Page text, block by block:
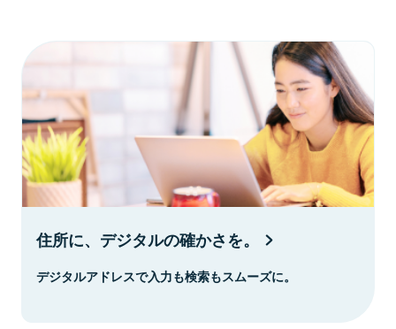
住所に、デジタルの確かさを。
デジタルアドレスで入力も検索もスムーズに。